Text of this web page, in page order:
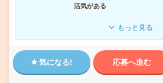
活気がある
もっと見る
気になる! 応募へ進む